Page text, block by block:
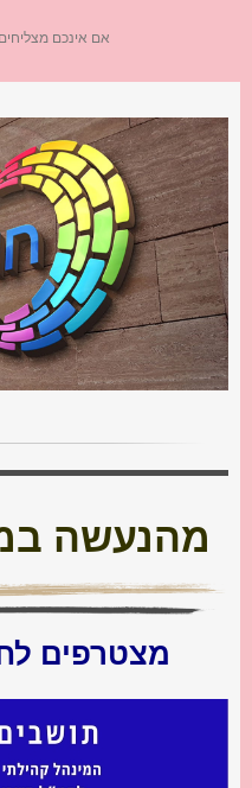
אם אינכם
מהנעשה
מצטרפים